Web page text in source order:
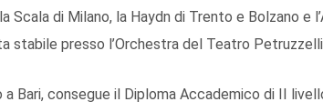
Scala di Milano, la Haydn di Trento e Bolzano e
stabile presso l’Orchestra del Teatro Petruzzelli
a Bari, consegue il Diploma Accademico di II